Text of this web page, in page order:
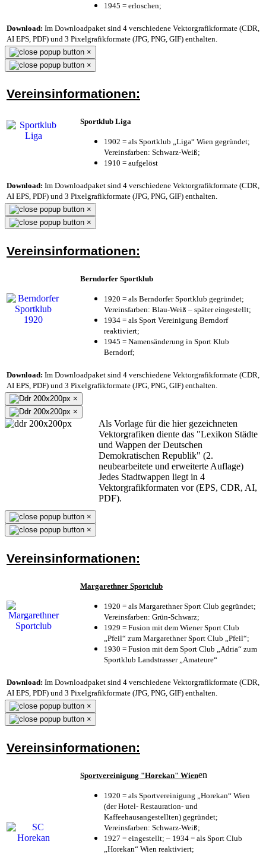
1945 = erloschen;
Download: Im Downloadpaket sind 4 verschiedene Vektorgrafikformate (CDR,
AI EPS, PDF) und 3 Pixelgrafikformate (JPG, PNG, GIF) enthalten.
×
×
Vereinsinformationen:
Sportklub Liga
1902 = als Sportklub „Liga“ Wien gegründet;
Vereinsfarben: Schwarz-Weiß;
1910 = aufgelöst
Download: Im Downloadpaket sind 4 verschiedene Vektorgrafikformate (CDR,
AI EPS, PDF) und 3 Pixelgrafikformate (JPG, PNG, GIF) enthalten.
×
×
Vereinsinformationen:
Berndorfer Sportklub
1920 = als Berndorfer Sportklub gegründet;
Vereinsfarben: Blau-Weiß – später eingestellt;
1934 = als Sport Vereinigung Berndorf
reaktiviert;
1945 = Namensänderung in Sport Klub
Berndorf;
Download: Im Downloadpaket sind 4 verschiedene Vektorgrafikformate (CDR,
AI EPS, PDF) und 3 Pixelgrafikformate (JPG, PNG, GIF) enthalten.
×
×
Als Vorlage für die hier gezeichneten
Vektorgrafiken diente das "Lexikon Städte
und Wappen der Deutschen
Demokratischen Republik" (2.
neubearbeitete und erweiterte Auflage)
Jedes Stadtwappen liegt in 4
Vektorgrafikformaten vor (EPS, CDR, AI,
PDF).
×
×
Vereinsinformationen:
Margarethner Sportclub
1920 = als Margarethner Sport Club gegründet;
Vereinsfarben: Grün-Schwarz;
1929 = Fusion mit dem Wiener Sport Club
„Pfeil“ zum Margarethner Sport Club „Pfeil“;
1930 = Fusion mit dem Sport Club „Adria“ zum
Sportklub Landstrasser „Amateure“
Download: Im Downloadpaket sind 4 verschiedene Vektorgrafikformate (CDR,
AI EPS, PDF) und 3 Pixelgrafikformate (JPG, PNG, GIF) enthalten.
×
×
Vereinsinformationen:
Sportvereinigung "Horekan" Wienen
1920 = als Sportvereinigung „Horekan“ Wien
(der Hotel- Restauration- und
Kaffeehausangestellten) gegründet;
Vereinsfarben: Schwarz-Weiß;
1927 = eingestellt; – 1934 = als Sport Club
„Horekan“ Wien reaktiviert;